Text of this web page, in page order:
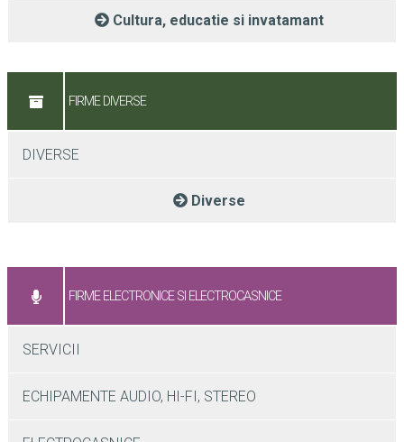
Cultura, educatie si invatamant
FIRME DIVERSE
DIVERSE
Diverse
FIRME ELECTRONICE SI ELECTROCASNICE
SERVICII
ECHIPAMENTE AUDIO, HI-FI, STEREO